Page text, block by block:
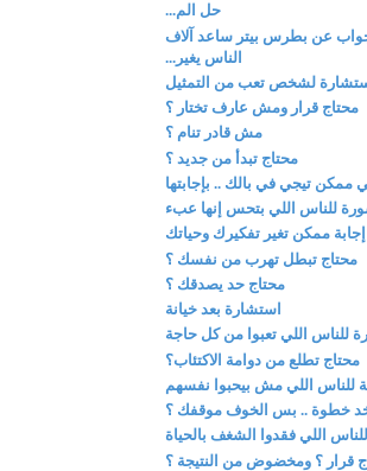
حل الم...
وجواب عن بطرس بيتر ساعد آلاف
الناس يغير...
لشخص تعب من التمثيل
محتاج قرار ومش عارف تختار ؟
مش قادر تنام ؟
محتاج تبدأ من جديد ؟
ممكن تيجي في بالك .. بإجابتها
للناس اللي بتحس إنها عبء
محتاج تبطل تهرب من نفسك ؟
محتاج حد يصدقك ؟
استشارة بعد خيانة
للناس اللي تعبوا من كل حاجة
محتاج تطلع من دوامة الاكتئاب؟
للناس اللي مش بيحبوا نفسهم
خطوة .. بس الخوف موقفك ؟
اللي فقدوا الشغف بالحياة
قرار ؟ ومخضوض من النتيجة ؟